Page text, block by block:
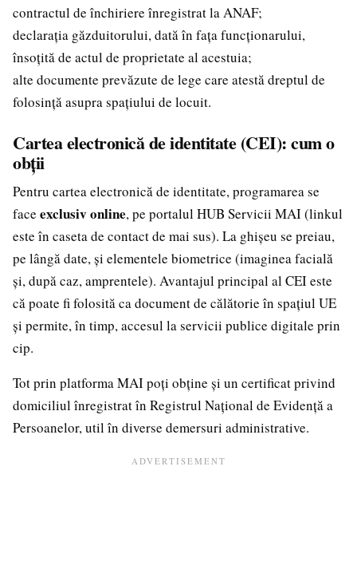
contractul de închiriere înregistrat la ANAF;
declarația găzduitorului, dată în fața funcționarului,
însoțită de actul de proprietate al acestuia;
alte documente prevăzute de lege care atestă dreptul de
folosință asupra spațiului de locuit.
Cartea electronică de identitate (CEI): cum o
obții
Pentru cartea electronică de identitate, programarea se
face exclusiv online, pe portalul HUB Servicii MAI (linkul
este în caseta de contact de mai sus). La ghișeu se preiau,
pe lângă date, și elementele biometrice (imaginea facială
și, după caz, amprentele). Avantajul principal al CEI este
că poate fi folosită ca document de călătorie în spațiul UE
și permite, în timp, accesul la servicii publice digitale prin
cip.
Tot prin platforma MAI poți obține și un certificat privind
domiciliul înregistrat în Registrul Național de Evidență a
Persoanelor, util în diverse demersuri administrative.